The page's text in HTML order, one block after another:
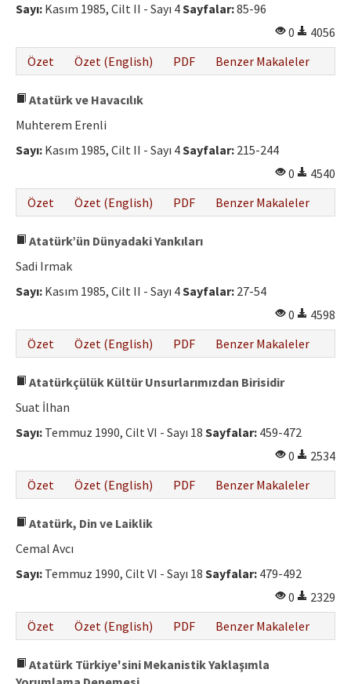
Sayı: Kasım 1985, Cilt II - Sayı 4Sayfalar:85-96
0
4056
Özet
Özet (English) PDF Benzer Makaleler
Atatürk ve Havacılık
Muhterem Erenli
Sayı: Kasım 1985, Cilt II - Sayı 4Sayfalar: 215-244
0
4540
Özet
Özet (English) PDF Benzer Makaleler
Atatürk’ün Dünyadaki Yankıları
Sadi Irmak
Sayı: Kasım 1985, Cilt II - Sayı 4Sayfalar: 27-54
0
4598
Özet
Özet (English) PDF Benzer Makaleler
Atatürkçülük Kültür Unsurlarımızdan Birisidir
Suat İlhan
Sayı: Temmuz 1990, Cilt VI - Sayı 18 Sayfalar: 459-472
0
2534
Özet
Özet (English) PDF Benzer Makaleler
Atatürk, Din ve Laiklik
Cemal Avcı
Sayı: Temmuz 1990, Cilt VI - Sayı 18 Sayfalar: 479-492
0
2329
Özet
Özet (English) PDF Benzer Makaleler
Atatürk Türkiye'sini Mekanistik Yaklaşımla